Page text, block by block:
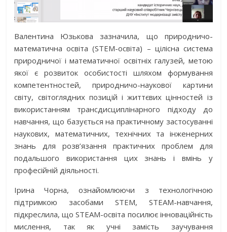
Валентина Юзькова зазначила, що природничо-
математична освіта (STEM-освіта) – цілісна система
природничої і математичної освітніх галузей, метою
якої є розвиток особистості шляхом формування
компетентностей, природничо-наукової картини
світу, світоглядних позицій і життєвих цінностей із
використанням трансдисциплінарного підходу до
навчання, що базується на практичному застосуванні
наукових, математичних, технічних та інженерних
знань для розв’язання практичних проблем для
подальшого використання цих знань і вмінь у
професійній діяльності.
Ірина Чорна, ознайомлюючи з технологічною
підтримкою засобами STEM, STEAM-навчання,
підкреслила, що STEAM-освіта посилює інноваційність
мислення, так як учні замість заучування